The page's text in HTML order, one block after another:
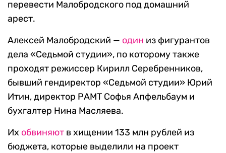
перевести Малобродского под домашний
арест.
Алексей Малобродский — один из фигурантов
дела «Седьмой студии», по которому также
проходят режиссер Кирилл Серебренников,
бывший гендиректор «Седьмой студии» Юрий
Итин, директор РАМТ Софья Апфельбаум и
бухгалтер Нина Масляева.
Их обвиняют в хищении 133 млн рублей из
бюджета, которые выделили на проект